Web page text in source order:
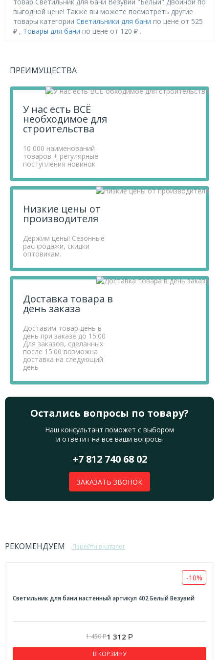
выгодной цене! Также вы можете посмотреть другие
товары категории Светильники для бани по цене от 525
₽ , Товары для бани по цене от 120 ₽ .
мы проводим детальный анализ рынка, придерживаемся
поставщиков.
"Белый" Двойной, перенесите его в «Корзину» и
оформите свой заказ.
Если у вас остались вопросы, вы можете задать их по
сайте.
ПРЕИМУЩЕСТВА
У нас есть ВСЁ
необходимое для
строительства
10 000 наименований
товаров + регулярные
поступления новинок
Низкие цены от
производителя
Держим цены! Сезонные
распродажи, скидки
оптовикам.
Доставка товара в
день заказа
Доставим товар день в
день при заказе до 15:00
Для заказов, сделанных
после 15:00 возможна
доставка на следующий
день
Остались вопросы по товару?
Наш консультант поможет с выбором
и ответит на все ваши вопросы
+7 812 740 68 02
ЗАКАЗАТЬ ЗВОНОК
РЕКОМЕНДУЕМ Перейти в каталог
-10%
Светильник для бани настенный артикул 402 Белый Везувий
1 450Р1 312 Р
В КОРЗИНУ